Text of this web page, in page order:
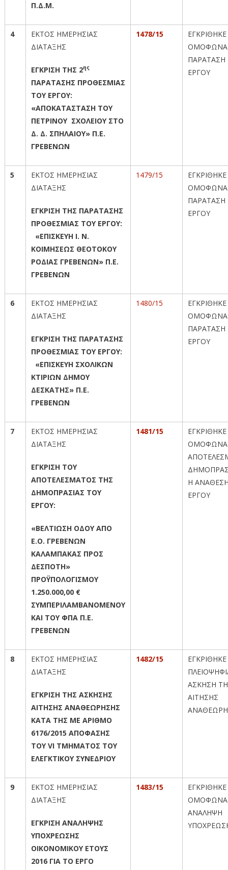
Π.Δ.Μ.
4
ΕΚΤΟΣ ΗΜΕΡΗΣΙΑΣ
ΔΙΑΤΑΞΗΣ
ΕΓΚΡΙΣΗ ΤΗΣ 2ης
ΠΑΡΑΤΑΣΗΣ ΠΡΟΘΕΣΜΙΑΣ
ΤΟΥ ΕΡΓΟΥ:
«ΑΠΟΚΑΤΑΣΤΑΣΗ ΤΟΥ
ΠΕΤΡΙΝΟΥ ΣΧΟΛΕΙΟΥ ΣΤΟ
Δ. Δ. ΣΠΗΛΑΙΟΥ» Π.Ε.
ΓΡΕΒΕΝΩΝ
1478/15
ΕΓΚΡΙΘΗΚΕ
ΟΜΟΦΩΝΑ
ΕΡΓΟΥ
5
ΕΚΤΟΣ ΗΜΕΡΗΣΙΑΣ
ΔΙΑΤΑΞΗΣ
ΕΓΚΡΙΣΗ ΤΗΣ ΠΑΡΑΤΑΣΗΣ
ΠΡΟΘΕΣΜΙΑΣ ΤΟΥ ΕΡΓΟΥ:
«ΕΠΙΣΚΕΥΗ Ι. Ν.
ΚΟΙΜΗΣΕΩΣ ΘΕΟΤΟΚΟΥ
ΡΟΔΙΑΣ ΓΡΕΒΕΝΩΝ» Π.Ε.
ΓΡΕΒΕΝΩΝ
1479/15
ΕΓΚΡΙΘΗΚΕ
ΟΜΟΦΩΝΑ
ΠΑΡΑΤΑΣΗ
ΕΡΓΟΥ
6
ΕΚΤΟΣ ΗΜΕΡΗΣΙΑΣ
ΔΙΑΤΑΞΗΣ
ΕΓΚΡΙΣΗ ΤΗΣ ΠΑΡΑΤΑΣΗΣ
ΠΡΟΘΕΣΜΙΑΣ ΤΟΥ ΕΡΓΟΥ:
«ΕΠΙΣΚΕΥΗ ΣΧΟΛΙΚΩΝ
ΚΤΙΡΙΩΝ ΔΗΜΟΥ
ΔΕΣΚΑΤΗΣ» Π.Ε.
ΓΡΕΒΕΝΩΝ
1480/15
ΕΓΚΡΙΘΗΚΕ
ΟΜΟΦΩΝΑ
ΠΑΡΑΤΑΣΗ
ΕΡΓΟΥ
7
ΕΚΤΟΣ ΗΜΕΡΗΣΙΑΣ
ΔΙΑΤΑΞΗΣ
ΕΓΚΡΙΣΗ ΤΟΥ
ΑΠΟΤΕΛΕΣΜΑΤΟΣ ΤΗΣ
ΔΗΜΟΠΡΑΣΙΑΣ ΤΟΥ
ΕΡΓΟΥ:
«ΒΕΛΤΙΩΣΗ ΟΔΟΥ ΑΠΟ
Ε.Ο. ΓΡΕΒΕΝΩΝ
ΚΑΛΑΜΠΑΚΑΣ ΠΡΟΣ
ΔΕΣΠΟΤΗ»
ΠΡΟΫΠΟΛΟΓΙΣΜΟΥ
1.250.000,00 €
ΣΥΜΠΕΡΙΛΑΜΒΑΝΟΜΕΝΟΥ
ΚΑΙ ΤΟΥ ΦΠΑ Π.Ε.
ΓΡΕΒΕΝΩΝ
1481/15
ΕΓΚΡΙΘΗΚΕ
ΟΜΟΦΩΝΑ
Η
ΕΡΓΟΥ
8
ΕΚΤΟΣ ΗΜΕΡΗΣΙΑΣ
ΔΙΑΤΑΞΗΣ
ΕΓΚΡΙΣΗ ΤΗΣ ΑΣΚΗΣΗΣ
ΑΙΤΗΣΗΣ ΑΝΑΘΕΩΡΗΣΗΣ
ΚΑΤΑ ΤΗΣ ΜΕ ΑΡΙΘΜΟ
6176/2015 ΑΠΟΦΑΣΗΣ
ΤΟΥVIΤΜΗΜΑΤΟΣ ΤΟΥ
ΕΛΕΓΚΤΙΚΟΥ ΣΥΝΕΔΡΙΟΥ
1482/15
ΑΣΚΗΣΗ
ΑΙΤΗΣΗΣ
9
ΕΚΤΟΣ ΗΜΕΡΗΣΙΑΣ
ΔΙΑΤΑΞΗΣ
ΕΓΚΡΙΣΗ ΑΝΑΛΗΨΗΣ
ΥΠΟΧΡΕΩΣΗΣ
ΟΙΚΟΝΟΜΙΚΟΥ ΕΤΟΥΣ
2016 ΓΙΑ ΤΟ ΕΡΓΟ
1483/15
ΕΓΚΡΙΘΗΚΕ
ΟΜΟΦΩΝΑ
ΑΝΑΛΗΨΗ